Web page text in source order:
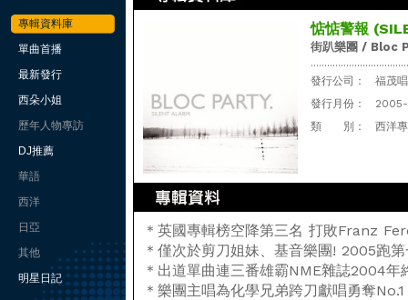
專輯資料庫
單曲首播
最新發行
西朵小姐
歷年人物專訪
DJ推薦
華語
西洋
日亞
其他
明星日記
惦惦警報
街趴樂團 / Bloc
發行公司：
福茂
發行月份：
類 別：
西洋
＊英國專輯榜空降第三名 打敗Franz
＊僅次於剪刀姐妹、基音樂團! 2005跑
＊出道單曲連三番雄霸NME雜誌2004
＊樂團主唱為化學兄弟跨刀獻唱勇奪No.1